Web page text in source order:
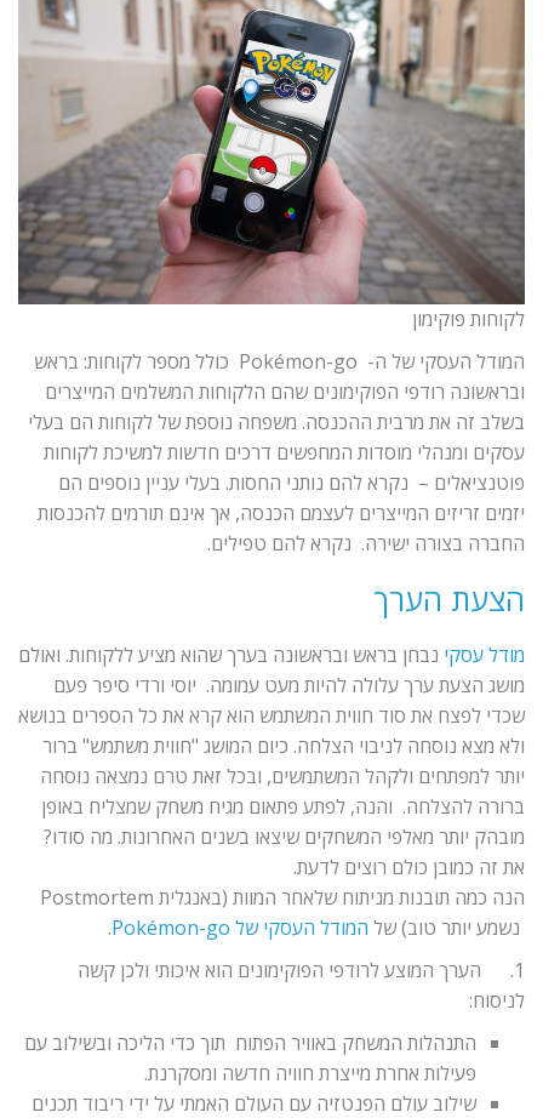
לקוחות פוקימון
המודל העסקי של ה- Pokémon-go כולל מספר לקוחות: בראש
ובראשונה רודפי הפוקימונים שהם הלקוחות המשלמים המייצרים
בשלב זה את מרבית ההכנסה. משפחה נוספת של לקוחות הם בעלי
עסקים ומנהלי מוסדות המחפשים דרכים חדשות למשיכת לקוחות
פוטנציאלים – נקרא להם נותני החסות. בעלי עניין נוספים הם
יזמים זריזים המייצרים לעצמם הכנסה, אך אינם תורמים להכנסות
החברה בצורה ישירה. נקרא להם טפילים.
הצעת הערך
מודל עסקי נבחן בראש ובראשונה בערך שהוא מציע ללקוחות. ואולם
מושג הצעת ערך עלולה להיות מעט עמומה. יוסי ורדי סיפר פעם
שכדי לפצח את סוד חווית המשתמש הוא קרא את כל הספרים בנושא
ולא מצא נוסחה לניבוי הצלחה. כיום המושג "חווית משתמש" ברור
יותר למפתחים ולקהל המשתמשים, ובכל זאת טרם נמצאה נוסחה
ברורה להצלחה. והנה, לפתע פתאום מגיח משחק שמצליח באופן
מובהק יותר מאלפי המשחקים שיצאו בשנים האחרונות. מה סודו?
את זה כמובן כולם רוצים לדעת.
הנה כמה תובנות מניתוח שלאחר המוות (באנגלית Postmortem
נשמע יותר טוב) של המודל העסקי של Pokémon-go
.
1. הערך המוצע לרודפי הפוקימונים הוא איכותי ולכן קשה
לניסוח:
התנהלות המשחק באוויר הפתוח תוך כדי הליכה ובשילוב עם
פעילות אחרת מייצרת חוויה חדשה ומסקרנת.
שילוב עולם הפנטזיה עם העולם האמתי על ידי ריבוד תכנים